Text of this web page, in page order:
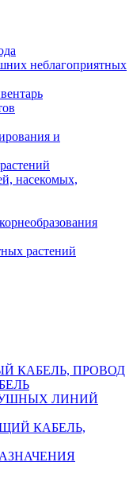
неблагоприятных
и
насекомых,
растений
КАБЕЛЬ, ПРОВОД
ЛИНИЙ
КАБЕЛЬ,